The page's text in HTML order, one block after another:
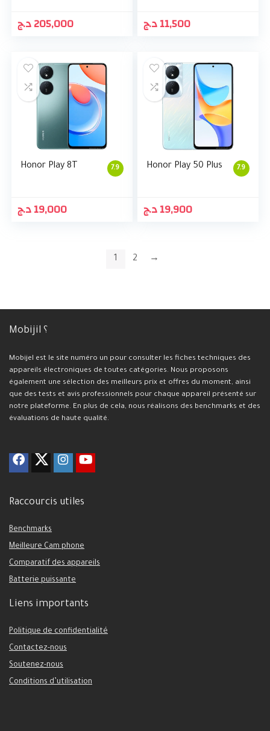
205,000د.ج 11,500د.ج
7.9
Honor Play 8T
19,000د.ج
7.9
Honor Play 50 Plus
19,900د.ج
1 2 →
Mobijil ؟
Mobijel est le site numéro un pour consulter les fiches techniques des
appareils électroniques de toutes catégories. Nous proposons
également une sélection des meilleurs prix et offres du moment, ainsi
que des tests et avis professionnels pour chaque appareil présenté sur
notre plateforme. En plus de cela, nous réalisons des benchmarks et des
évaluations de haute qualité.
Raccourcis utiles
Benchmarks
Meilleure Cam phone
Comparatif des appareils
Batterie puissante
Liens importants
Politique de confidentialité
Contactez-nous
Soutenez-nous
Conditions d’utilisation